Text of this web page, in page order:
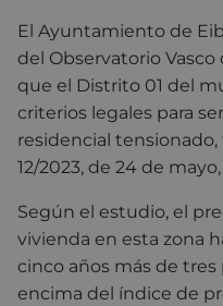
El Ayuntamiento de
del Observatorio
que el Distrito 01 del
criterios legales para
residencial
12/2023, de 24 de
Según el estudio, el
vivienda en esta zona
cinco años más de
encima del índice de